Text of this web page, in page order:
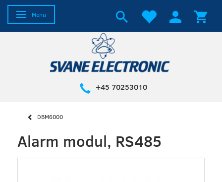
Skifte navigation
Menu
+45 70253010
DBM6000
Alarm modul, RS485